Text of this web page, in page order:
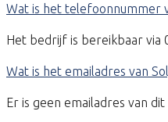
Wat is het telefoonnummer
Het bedrijf is bereikbaar via
Wat is het emailadres van
Er is geen emailadres van